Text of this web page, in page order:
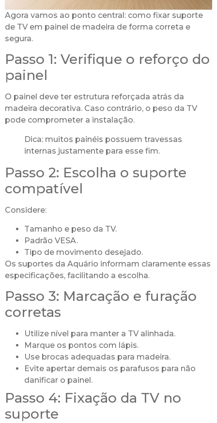
Agora vamos ao ponto central: como fixar suporte
de TV em painel de madeira de forma correta e
segura.
Passo 1: Verifique o reforço do
painel
O painel deve ter estrutura reforçada atrás da
madeira decorativa. Caso contrário, o peso da TV
pode comprometer a instalação.
Dica: muitos painéis possuem travessas
internas justamente para esse fim.
Passo 2: Escolha o suporte
compatível
Considere:
Tamanho e peso da TV.
Padrão VESA.
Tipo de movimento desejado.
Os suportes da Aquário informam claramente essas
especificações, facilitando a escolha.
Passo 3: Marcação e furação
corretas
Utilize nível para manter a TV alinhada.
Marque os pontos com lápis.
Use brocas adequadas para madeira.
Evite apertar demais os parafusos para não
danificar o painel.
Passo 4: Fixação da TV no
suporte